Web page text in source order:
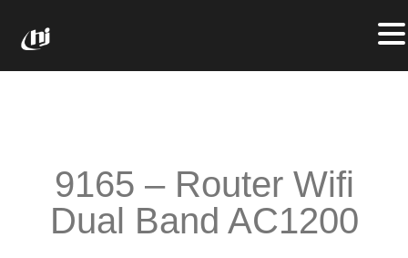
9165 – Router Wifi
Dual Band AC1200